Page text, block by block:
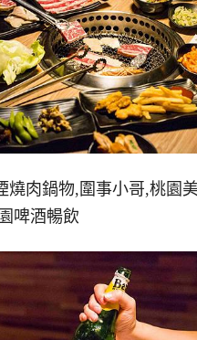
燒肉鍋物,圍事小哥,桃園
啤酒暢飲